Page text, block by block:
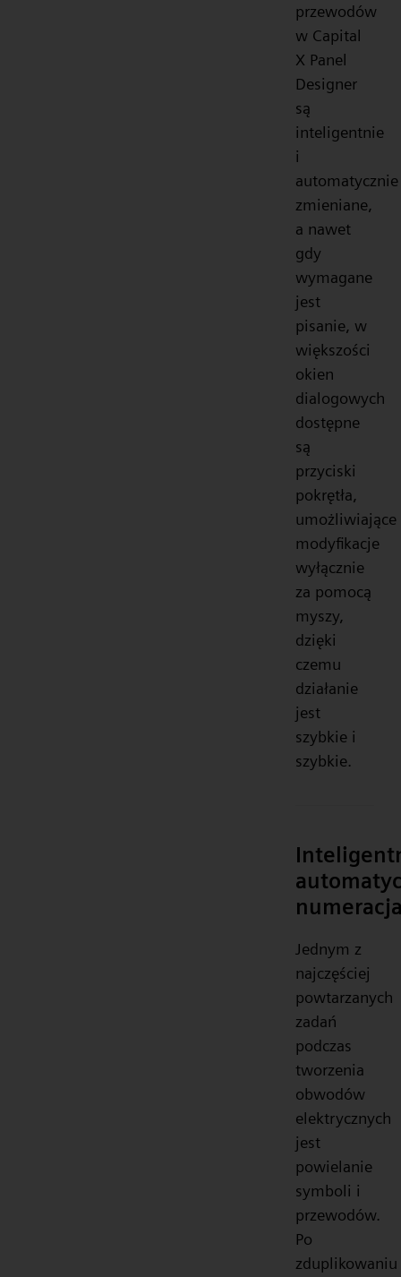
przewodów
w Capital
X Panel
Designer
są
inteligentnie
i
automatycznie
zmieniane,
a nawet
gdy
wymagane
jest
pisanie, w
większości
okien
dialogowych
dostępne
są
przyciski
pokrętła,
umożliwiające
modyfikacje
wyłącznie
za pomocą
myszy,
dzięki
czemu
działanie
jest
szybkie i
szybkie.
Jednym z
najczęściej
powtarzanych
zadań
podczas
tworzenia
obwodów
elektrycznych
jest
powielanie
symboli i
przewodów.
Po
zduplikowaniu